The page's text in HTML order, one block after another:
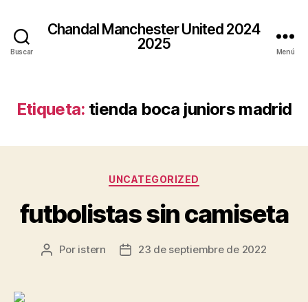
Buscar
Chandal Manchester United 2024
2025
Menú
Etiqueta: tienda boca juniors madrid
Categorías
UNCATEGORIZED
futbolistas sin camiseta
Autor
Por istern
Fecha23 de septiembre de 2022